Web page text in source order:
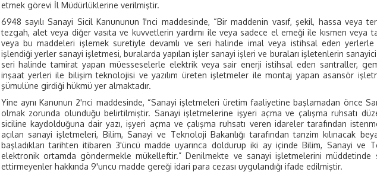
etmek görevi İl Müdürlüklerine verilmiştir.
6948 sayılı Sanayi Sicil Kanununun 1'nci maddesinde, “Bir maddenin vasıf, şekil, hassa veya
tezgah, alet veya diğer vasıta ve kuvvetlerin yardımı ile veya sadece el emeği ile kısmen veya
veya bu maddeleri işlemek suretiyle devamlı ve seri halinde imal veya istihsal eden yerlerle
işlendiği yerler sanayi işletmesi, buralarda yapılan işler sanayi işleri ve buraları işletenlerin sanayici
seri halinde tamirat yapan müesseselerle elektrik veya sair enerji istihsal eden santraller,
inşaat yerleri ile bilişim teknolojisi ve yazılım üreten işletmeler ile montaj yapan asansör
şümulüne girdiği hükmü yer almaktadır.
Yine aynı Kanunun 2'nci maddesinde, “Sanayi işletmeleri üretim faaliyetine başlamadan önce
olmak zorunda olunduğu belirtilmiştir. Sanayi işletmelerine işyeri açma ve çalışma ruhsatı
siciline kaydolduğuna dair yazı, işyeri açma ve çalışma ruhsatı veren idareler tarafından
açılan sanayi işletmeleri, Bilim, Sanayi ve Teknoloji Bakanlığı tarafından tanzim kılınacak
başladıkları tarihten itibaren 3'üncü madde uyarınca doldurup iki ay içinde Bilim, Sanayi ve
elektronik ortamda göndermekle mükelleftir.” Denilmekte ve sanayi işletmelerini müddetinde
ettirmeyenler hakkında 9'uncu madde gereği idari para cezası uygulandığı ifade edilmiştir.